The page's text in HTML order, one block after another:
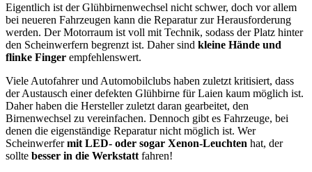
Eigentlich ist der Glühbirnenwechsel nicht schwer, doch vor allem
bei neueren Fahrzeugen kann die Reparatur zur Herausforderung
werden. Der Motorraum ist voll mit Technik, sodass der Platz hinter
den Scheinwerfern begrenzt ist. Daher sind kleine Hände und
flinke Finger empfehlenswert.
Viele Autofahrer und Automobilclubs haben zuletzt kritisiert, dass
der Austausch einer defekten Glühbirne für Laien kaum möglich ist.
Daher haben die Hersteller zuletzt daran gearbeitet, den
Birnenwechsel zu vereinfachen. Dennoch gibt es Fahrzeuge, bei
denen die eigenständige Reparatur nicht möglich ist. Wer
Scheinwerfermit LED- oder sogar Xenon-Leuchten hat, der
sollte besser in die Werkstatt fahren!